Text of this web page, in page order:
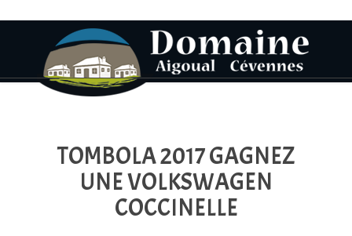
TOMBOLA 2017 GAGNEZ
UNE VOLKSWAGEN
COCCINELLE